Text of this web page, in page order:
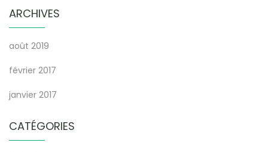
ARCHIVES
août 2019
février 2017
janvier 2017
CATÉGORIES